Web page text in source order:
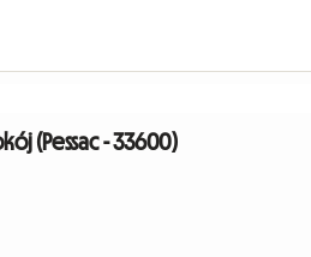
(Pessac - 33600)